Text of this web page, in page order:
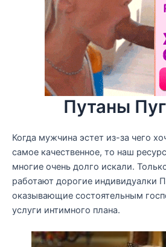
Путаны
Когда мужчина эстет из-за чего
самое качественное, то наш
многие очень долго искали.
работают дорогие индивидуалки
оказывающие состоятельным
услуги интимного плана.